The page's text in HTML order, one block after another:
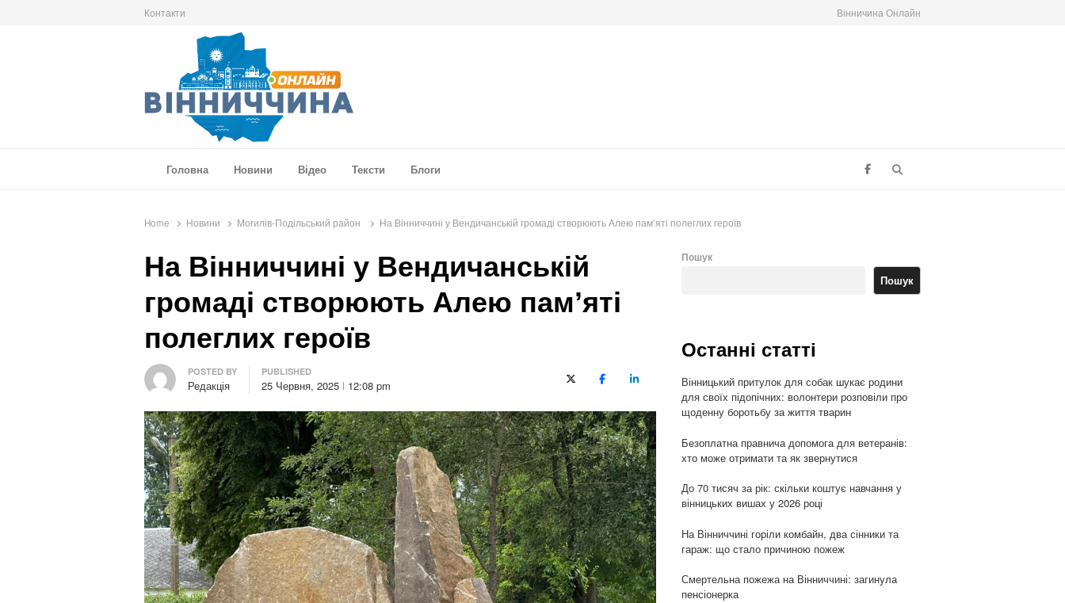
Контакти Вінничина Онлайн
Головна
Новини Відео Тексти Блоги
Home Новини Могилів-Подільський район На Вінниччині у Вендичанській громаді створюють Алею памʼяті полеглих героїв
На Вінниччині у Вендичанській
громаді створюють Алею памʼяті
полеглих героїв
Author
POSTED BY
Редакція
PUBLISHED
25 Червня, 2025 12:08 pm X (Twitter)FacebookLinkedIn
Пошук
Пошук
Останні статті
Вінницький притулок для собак шукає родини
для своїх підопічних: волонтери розповіли про
щоденну боротьбу за життя тварин
Безоплатна правнича допомога для ветеранів:
хто може отримати та як звернутися
До 70 тисяч за рік: скільки коштує навчання у
вінницьких вишах у 2026 році
На Вінниччині горіли комбайн, два сінники та
гараж: що стало причиною пожеж
Смертельна пожежа на Вінниччині: загинула
пенсіонерка